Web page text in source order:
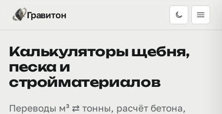
Гравитон
Калькуляторы щебня,
песка и
стройматериалов
Переводы м³ ⇄ тонны, расчёт бетона,